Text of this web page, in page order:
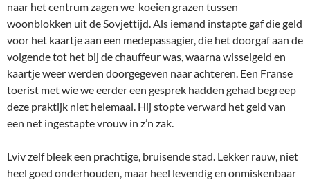
naar het centrum zagen we koeien grazen tussen
woonblokken uit de Sovjettijd. Als iemand instapte gaf die geld
voor het kaartje aan een medepassagier, die het doorgaf aan de
volgende tot het bij de chauffeur was, waarna wisselgeld en
kaartje weer werden doorgegeven naar achteren. Een Franse
toerist met wie we eerder een gesprek hadden gehad begreep
deze praktijk niet helemaal. Hij stopte verward het geld van
een net ingestapte vrouw in z’n zak.
Lviv zelf bleek een prachtige, bruisende stad. Lekker rauw, niet
heel goed onderhouden, maar heel levendig en onmiskenbaar